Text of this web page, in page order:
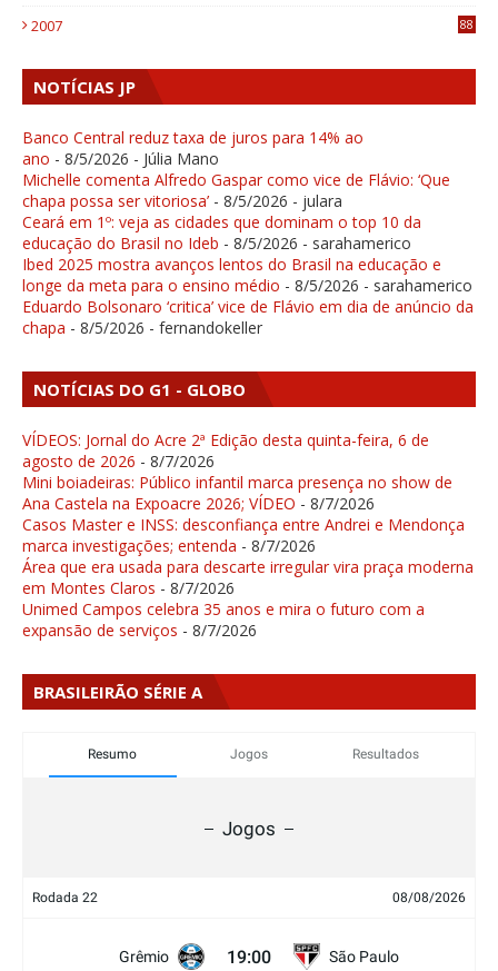
2007 88
NOTÍCIAS JP
Banco Central reduz taxa de juros para 14% ao
ano - 8/5/2026 - Júlia Mano
Michelle comenta Alfredo Gaspar como vice de Flávio: ‘Que
chapa possa ser vitoriosa’ - 8/5/2026 - julara
Ceará em 1º: veja as cidades que dominam o top 10 da
educação do Brasil no Ideb - 8/5/2026 - sarahamerico
Ibed 2025 mostra avanços lentos do Brasil na educação e
longe da meta para o ensino médio - 8/5/2026 - sarahamerico
Eduardo Bolsonaro ‘critica’ vice de Flávio em dia de anúncio da
chapa - 8/5/2026 - fernandokeller
NOTÍCIAS DO G1 - GLOBO
VÍDEOS: Jornal do Acre 2ª Edição desta quinta-feira, 6 de
agosto de 2026 - 8/7/2026
Mini boiadeiras: Público infantil marca presença no show de
Ana Castela na Expoacre 2026; VÍDEO - 8/7/2026
Casos Master e INSS: desconfiança entre Andrei e Mendonça
marca investigações; entenda - 8/7/2026
Área que era usada para descarte irregular vira praça moderna
em Montes Claros - 8/7/2026
Unimed Campos celebra 35 anos e mira o futuro com a
expansão de serviços - 8/7/2026
BRASILEIRÃO SÉRIE A
Resumo Jogos Resultados
Jogos
Rodada 22 08/08/2026
Grêmio 19:00 São Paulo